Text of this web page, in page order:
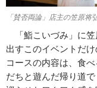
「賛否両論」店主の笠原
「鮨こいづみ」に笠
出すこのイベントだ
コースの内容は、食
だちと遊んだ帰り道